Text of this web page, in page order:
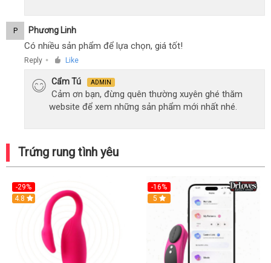
P Phương Linh
Có nhiều sản phẩm để lựa chọn, giá tốt!
Reply ● Like
Cẩm Tú ADMIN
Cảm ơn bạn, đừng quên thường xuyên ghé thăm
website để xem những sản phẩm mới nhất nhé.
Trứng rung tình yêu
-29%
Hot
4.8
-16%
Hot
5